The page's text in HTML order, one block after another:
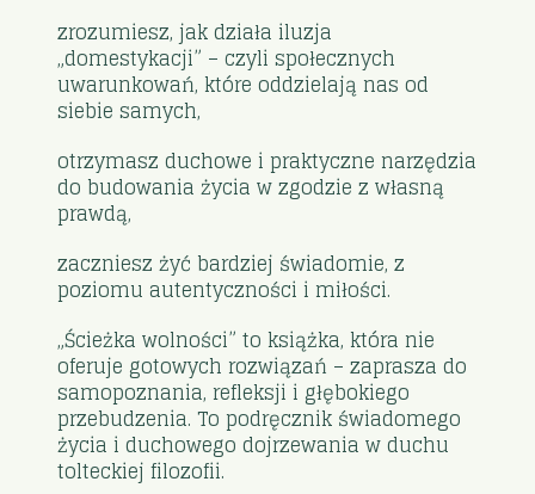
zrozumiesz, jak działa iluzja
„domestykacji” – czyli społecznych
uwarunkowań, które oddzielają nas od
siebie samych,
otrzymasz duchowe i praktyczne narzędzia
do budowania życia w zgodzie z własną
prawdą,
zaczniesz żyć bardziej świadomie, z
poziomu autentyczności i miłości.
„Ścieżka wolności” to książka, która nie
oferuje gotowych rozwiązań – zaprasza do
samopoznania, refleksji i głębokiego
przebudzenia. To podręcznik świadomego
życia i duchowego dojrzewania w duchu
tolteckiej filozofii.